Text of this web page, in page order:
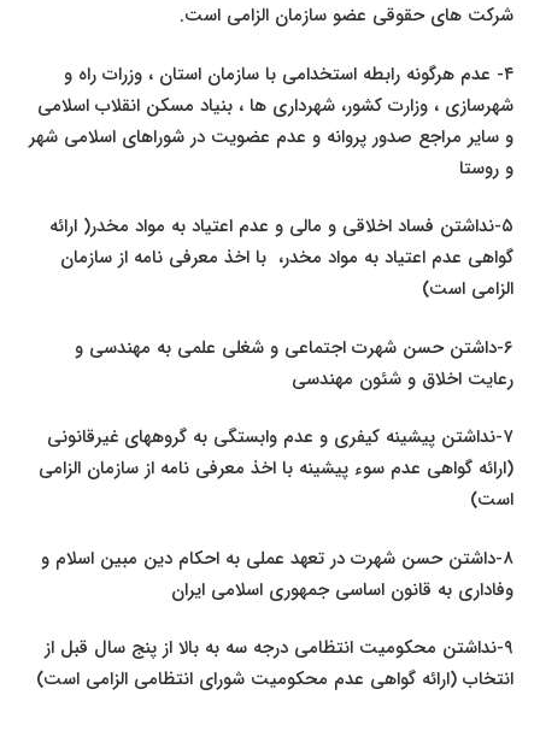
شرکت های حقوقی عضو سازمان الزامی است.
۴- عدم هرگونه رابطه استخدامی با سازمان استان ، وزرات راه و
شهرسازی ، وزارت کشور، شهرداری ها ، بنیاد مسکن انقلاب اسلامی
و سایر مراجع صدور پروانه و عدم عضویت در شوراهای اسلامی شهر
و روستا
۵-نداشتن فساد اخلاقی و مالی و عدم اعتیاد به مواد مخدر( ارائه
گواهی عدم اعتیاد به مواد مخدر، با اخذ معرفی نامه از سازمان
الزامی است)
۶-داشتن حسن شهرت اجتماعی و شغلی علمی به مهندسی و
رعایت اخلاق و شئون مهندسی
۷-نداشتن پیشینه کیفری و عدم وابستگی به گروههای غیرقانونی
(ارائه گواهی عدم سوء پیشینه با اخذ معرفی نامه از سازمان الزامی
است)
۸-داشتن حسن شهرت در تعهد عملی به احکام دین مبین اسلام و
وفاداری به قانون اساسی جمهوری اسلامی ایران
۹-نداشتن محکومیت انتظامی درجه سه به بالا از پنج سال قبل از
انتخاب (ارائه گواهی عدم محکومیت شورای انتظامی الزامی است)